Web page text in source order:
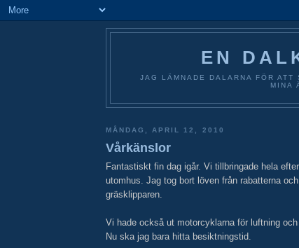
EN
JAG LÄMNADE DALARNA FÖR
MINA
MÅNDAG, APRIL 12, 2010
Vårkänslor
Fantastiskt fin dag igår. Vi tillbringade hela
utomhus. Jag tog bort löven från rabatterna
gräsklipparen.
Vi hade också ut motorcyklarna för luftning
Nu ska jag bara hitta besiktningstid.